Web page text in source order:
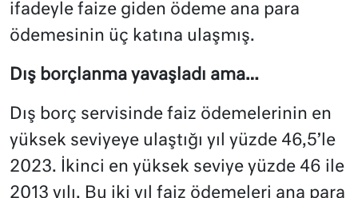
ifadeyle faize giden ödeme ana para
ödemesinin üç katına ulaşmış.
Dış borçlanma yavaşladı ama…
Dış borç servisinde faiz ödemelerinin en
yüksek seviyeye ulaştığı yıl yüzde 46,5’le
2023. İkinci en yüksek seviye yüzde 46 ile
2013 yılı. Bu iki yıl faiz ödemeleri ana para